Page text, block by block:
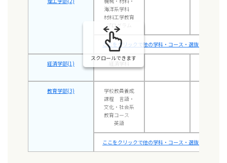
海洋系学科
材料工学教育
プログラム
ここをクリックで他の学科・コース・選抜方式も表示
経済学部(1) 経済学科
教育学部(3)
学校教員養成
課程 言語・
文化・社会系
教育コース
英語
ここをクリックで他の学科・コース・選抜方式も表示
スクロールできます